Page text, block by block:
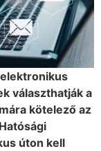
választhatják a
kötelező az
úton kell